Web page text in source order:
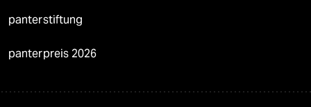
panterstiftung
panterpreis 2026